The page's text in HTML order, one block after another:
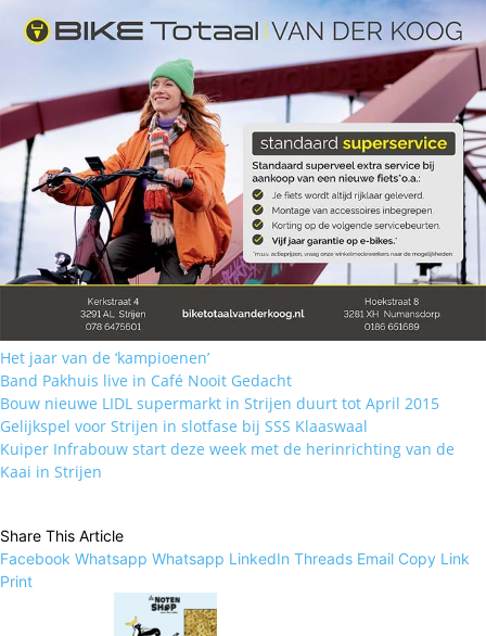
Het jaar van de ‘kampioenen’
Band Pakhuis live in Café Nooit Gedacht
Bouw nieuwe LIDL supermarkt in Strijen duurt tot April 2015
Gelijkspel voor Strijen in slotfase bij SSS Klaaswaal
Kuiper Infrabouw start deze week met de herinrichting van de
Kaai in Strijen
Share This Article
Facebook Whatsapp Whatsapp LinkedIn Threads Email Copy Link
Print